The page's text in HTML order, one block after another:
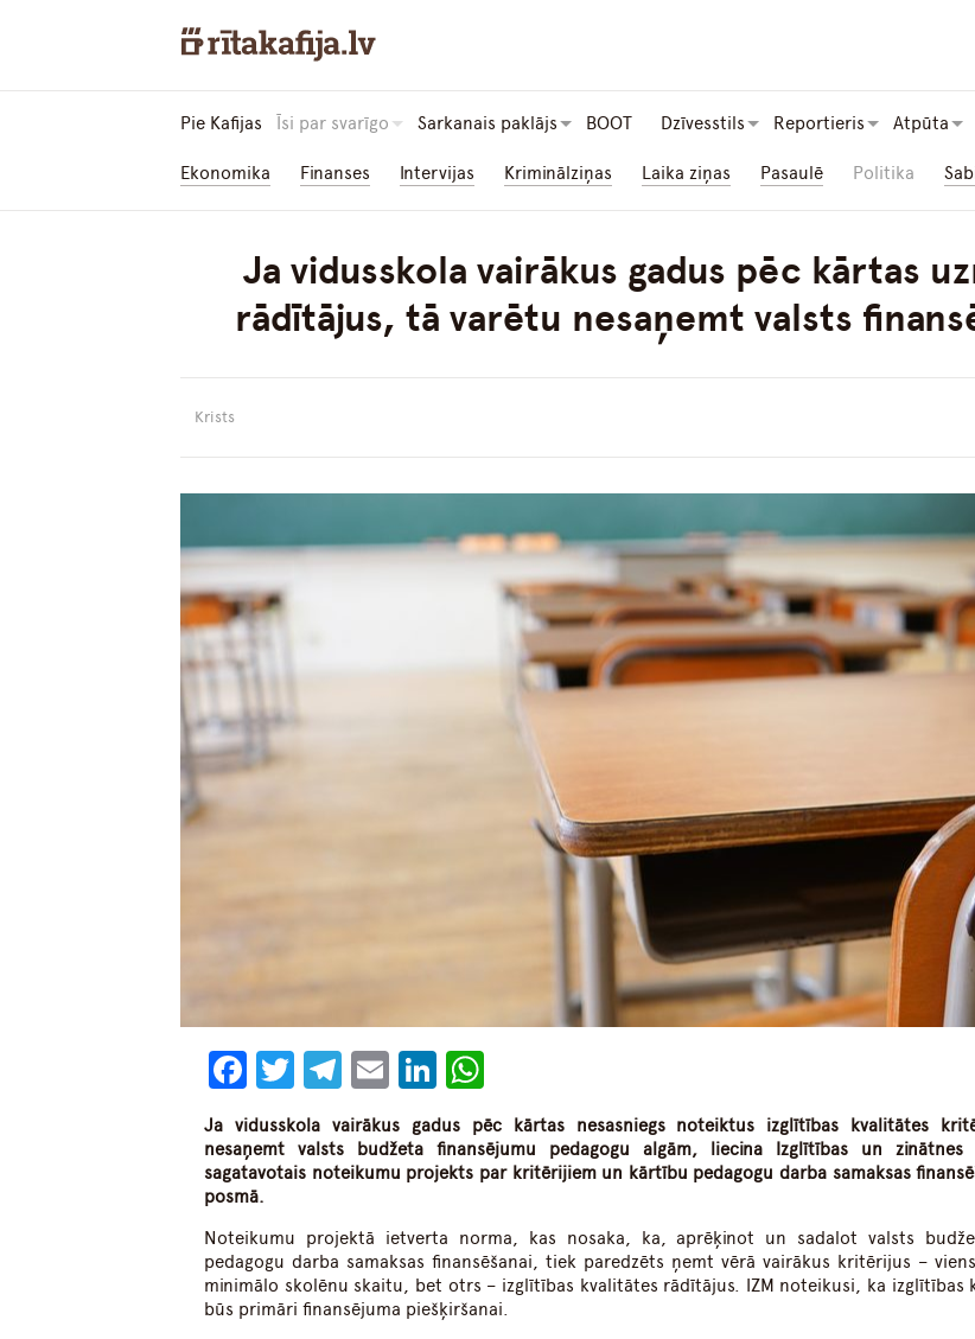
Pie Kafijas Īsi par svarīgo Sarkanais paklājs BOOT Dzīvesstils Reportieris Atpūta
Ekonomika Finanses Intervijas Kriminālziņas Laika ziņas Pasaulē Politika
Ja vidusskola vairākus gadus pēc kārtas
rādītājus, tā varētu nesaņemt valsts
Krists
Facebook
Twitter
Telegram
EmailLinkedIn
Ja vidusskola vairākus gadus pēc kārtas nesasniegs noteiktus izglītības kvalitātes
nesaņemt valsts budžeta finansējumu pedagogu algām, liecina Izglītības un zinātnes
sagatavotais noteikumu projekts par kritērijiem un kārtību pedagogu darba samaksas
posmā.
Noteikumu projektā ietverta norma, kas nosaka, ka, aprēķinot un sadalot valsts
pedagogu darba samaksas finansēšanai, tiek paredzēts ņemt vērā vairākus kritērijus –
minimālo skolēnu skaitu, bet otrs – izglītības kvalitātes rādītājus. IZM noteikusi, ka izglītības
būs primāri finansējuma piešķiršanai.